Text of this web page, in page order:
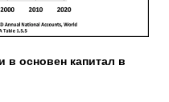
в основен капитал в